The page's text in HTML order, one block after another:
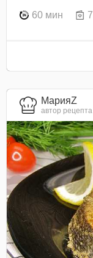
60 мин 7
МарияZ
автор рецепта